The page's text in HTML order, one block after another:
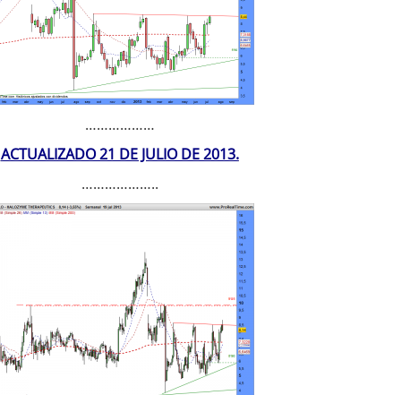
………………
ACTUALIZADO 21 DE JULIO DE 2013.
………………..